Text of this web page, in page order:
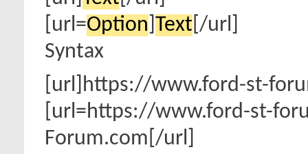
[url=Option Text [/url]
Syntax
[url]https://www.ford-st-
[url=https://www.ford-st-
Forum.com[/url]